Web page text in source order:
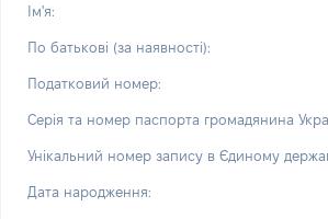
Ім'я:
По батькові (за наявності):
Податковий номер:
Серія та номер паспорта громадянина
Унікальний номер запису в Єдиному
Дата народження: